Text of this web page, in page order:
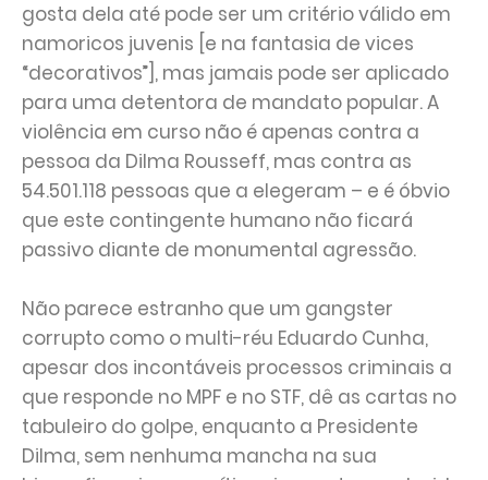
gosta dela até pode ser um critério válido em
namoricos juvenis [e na fantasia de vices
“decorativos”], mas jamais pode ser aplicado
para uma detentora de mandato popular. A
violência em curso não é apenas contra a
pessoa da Dilma Rousseff, mas contra as
54.501.118 pessoas que a elegeram – e é óbvio
que este contingente humano não ficará
passivo diante de monumental agressão.
Não parece estranho que um gangster
corrupto como o multi-réu Eduardo Cunha,
apesar dos incontáveis processos criminais a
que responde no MPF e no STF, dê as cartas no
tabuleiro do golpe, enquanto a Presidente
Dilma, sem nenhuma mancha na sua